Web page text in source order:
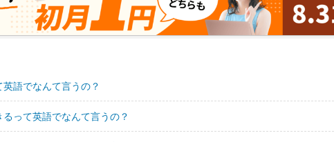
語でなんて言うの？
って英語でなんて言うの？